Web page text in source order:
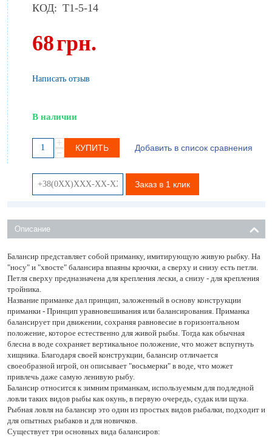
КОД: T1-5-14
68грн.
Написать отзыв
В наличии
+
−
КУПИТЬ Добавить в список сравнения
Заказ в 1 клик
Описание
Балансир представляет собой приманку, имитирующую живую рыбку. На
"носу" и "хвосте" балансира впаяны крючки, а сверху и снизу есть петли.
Петля сверху предназначена для крепления лески, а снизу - для крепления
тройника.
Название приманке дал принцип, заложенный в основу конструкции
приманки - Принцип уравновешивания или балансирования. Приманка
балансирует при движении, сохраняя равновесие в горизонтальном
положение, которое естественно для живой рыбы. Тогда как обычная
блесна в воде сохраняет вертикальное положение, что может вспугнуть
хищника. Благодаря своей конструкции, балансир отличается
своеобразной игрой, он описывает "восьмерки" в воде, что может
привлечь даже самую ленивую рыбу.
Балансир относится к зимним приманкам, используемым для подледной
ловли таких видов рыбы как окунь, в первую очередь, судак или щука.
Рыбная ловля на балансир это один из простых видов рыбалки, подходит и
для опытных рыбаков и для новичков.
Существует три основных вида балансиров: